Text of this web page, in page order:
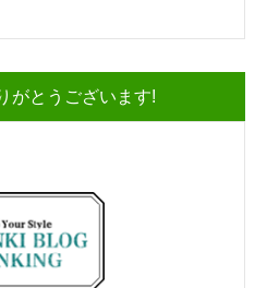
がとうございます!